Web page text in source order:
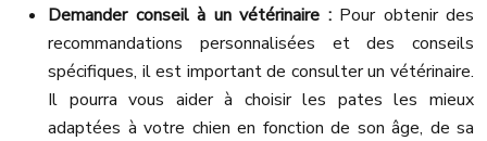
Demander conseil à un vétérinaire : Pour obtenir des
recommandations personnalisées et des conseils
spécifiques, il est important de consulter un vétérinaire.
Il pourra vous aider à choisir les pates les mieux
adaptées à votre chien en fonction de son âge, de sa